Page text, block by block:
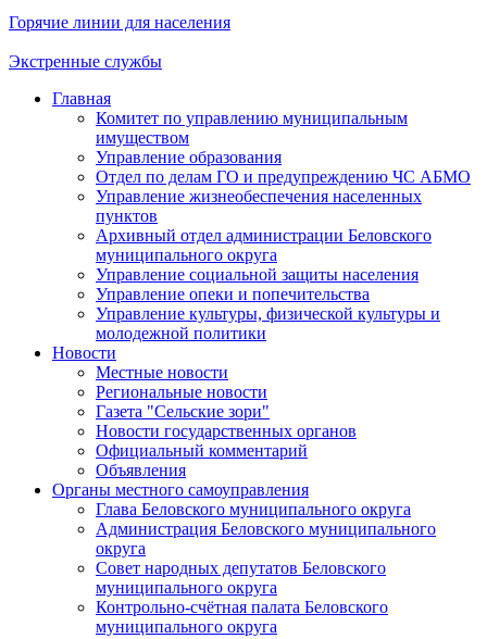
Горячие линии для населения
Экстренные службы
Главная
Комитет по управлению муниципальным
имуществом
Управление образования
Отдел по делам ГО и предупреждению ЧС АБМО
Управление жизнеобеспечения населенных
пунктов
Архивный отдел администрации Беловского
муниципального округа
Управление социальной защиты населения
Управление опеки и попечительства
Управление культуры, физической культуры и
молодежной политики
Новости
Местные новости
Региональные новости
Газета "Сельские зори"
Новости государственных органов
Официальный комментарий
Объявления
Органы местного самоуправления
Глава Беловского муниципального округа
Администрация Беловского муниципального
округа
Совет народных депутатов Беловского
муниципального округа
Контрольно-счётная палата Беловского
муниципального округа